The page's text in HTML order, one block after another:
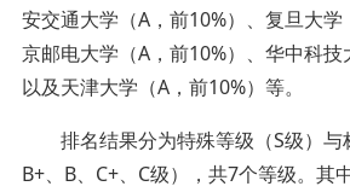
安交通大学（A，前10%）、复旦大
京邮电大学（A，前10%）、华中科技
以及天津大学（A，前10%）等。
排名结果分为特殊等级（S级）与
B+、B、C+、C级），共7个等级。其